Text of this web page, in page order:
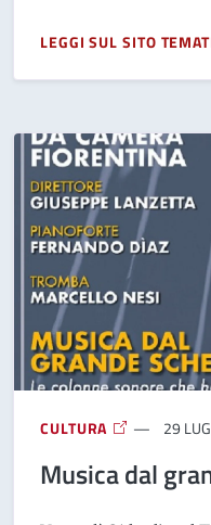
LEGGI SUL SITO
A PROPOSITO DI ALTA
CULTURA 29
Musica dal